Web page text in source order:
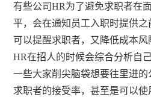
有些公司HR为了避免求职者在
平，会在通知员工入职时提供
可以提醒求职者，又降低成本风
HR在招人的时候会综合分析自
一些大家削尖脑袋想要往里进
求职者的接受率，甚至是可以